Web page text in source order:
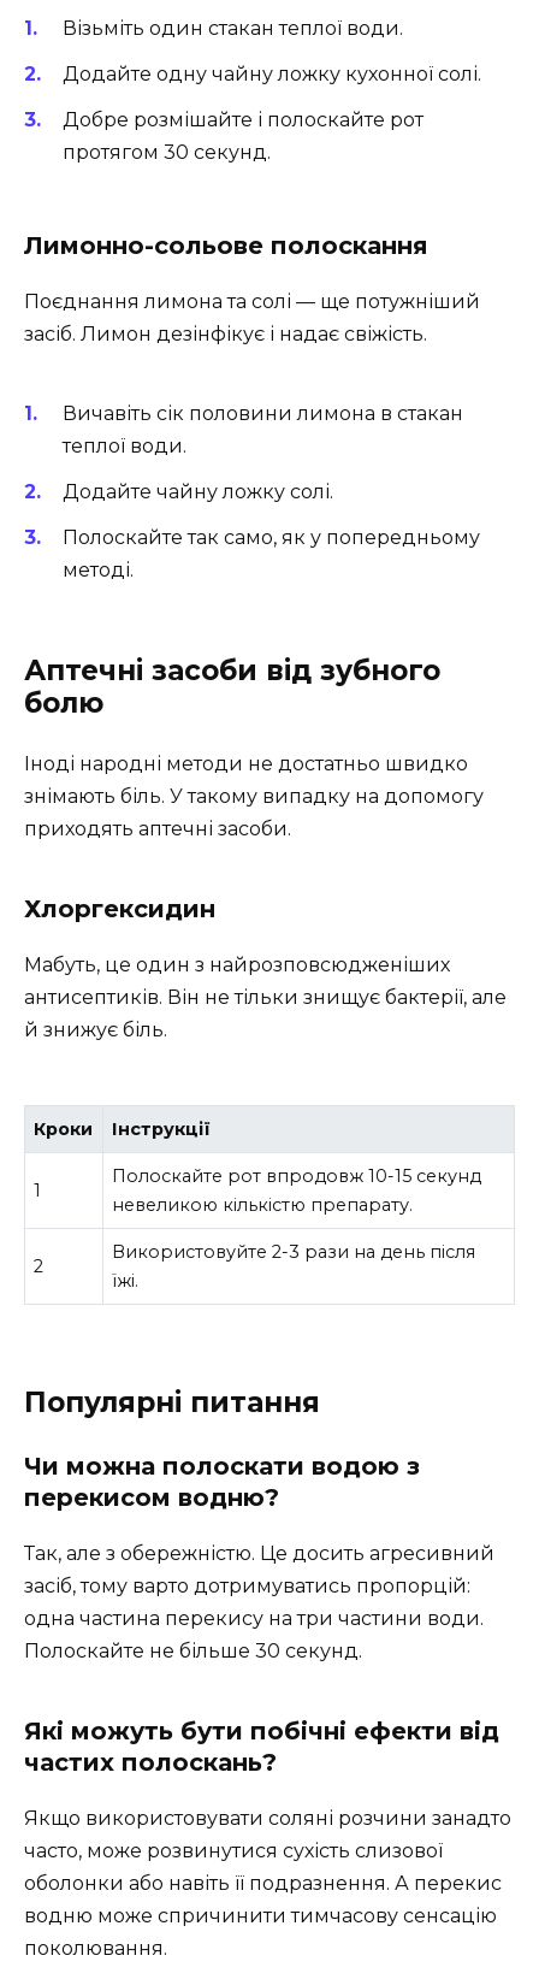
Візьміть один стакан теплої води.
Додайте одну чайну ложку кухонної солі.
Добре розмішайте і полоскайте рот
протягом 30 секунд.
Лимонно-сольове полоскання
Поєднання лимона та солі — ще потужніший
засіб. Лимон дезінфікує і надає свіжість.
Вичавіть сік половини лимона в стакан
теплої води.
Додайте чайну ложку солі.
Полоскайте так само, як у попередньому
методі.
Аптечні засоби від зубного
болю
Іноді народні методи не достатньо швидко
знімають біль. У такому випадку на допомогу
приходять аптечні засоби.
Хлоргексидин
Мабуть, це один з найрозповсюдженіших
антисептиків. Він не тільки знищує бактерії, але
й знижує біль.
Кроки Інструкції
1
Полоскайте рот впродовж 10-15 секунд
невеликою кількістю препарату.
2
Використовуйте 2-3 рази на день після
їжі.
Популярні питання
Чи можна полоскати водою з
перекисом водню?
Так, але з обережністю. Це досить агресивний
засіб, тому варто дотримуватись пропорцій:
одна частина перекису на три частини води.
Полоскайте не більше 30 секунд.
Які можуть бути побічні ефекти від
частих полоскань?
Якщо використовувати соляні розчини занадто
часто, може розвинутися сухість слизової
оболонки або навіть її подразнення. А перекис
водню може спричинити тимчасову сенсацію
поколювання.